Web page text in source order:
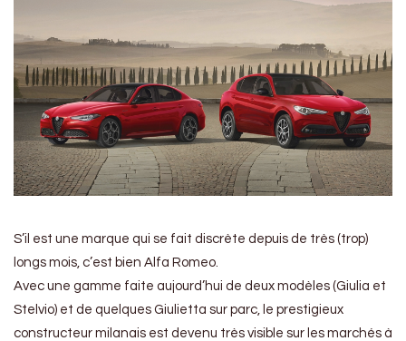
S’il est une marque qui se fait discrète depuis de très (trop)
longs mois, c’est bien Alfa Romeo.
Avec une gamme faite aujourd’hui de deux modèles (Giulia et
Stelvio) et de quelques Giulietta sur parc, le prestigieux
constructeur milanais est devenu très visible sur les marchés à